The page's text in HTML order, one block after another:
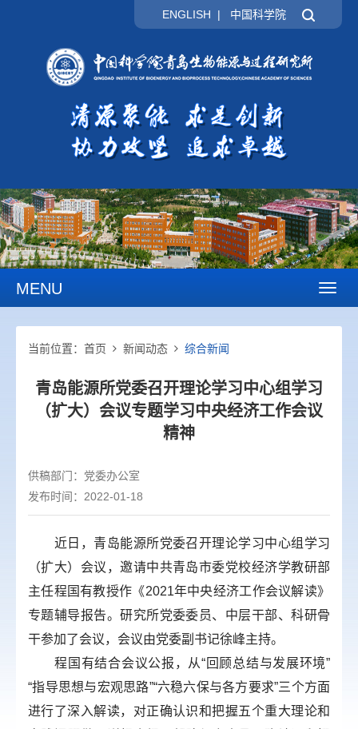
ENGLISH | 中国科学院
MENU
当前位置： 首页 新闻动态 综合新闻
青岛能源所党委召开理论学习中心组学习
（扩大）会议专题学习中央经济工作会议
精神
供稿部门： 党委办公室
发布时间：2022-01-18
近日，青岛能源所党委召开理论学习中心组学习
（扩大）会议，邀请中共青岛市委党校经济学教研部
主任程国有教授作《2021年中央经济工作会议解读》
专题辅导报告。研究所党委委员、中层干部、科研骨
干参加了会议，会议由党委副书记徐峰主持。
程国有结合会议公报，从“回顾总结与发展环境”
“指导思想与宏观思路”“六稳六保与各方要求”三个方面
进行了深入解读，对正确认识和把握五个重大理论和